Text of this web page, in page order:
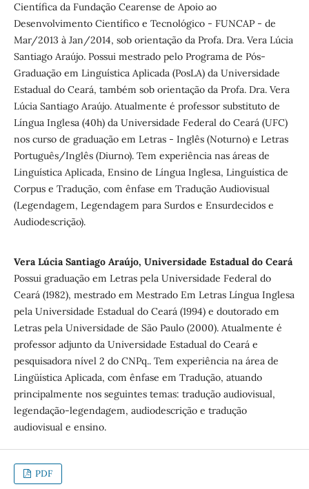
Científica da Fundação Cearense de Apoio ao
Desenvolvimento Científico e Tecnológico - FUNCAP - de
Mar/2013 à Jan/2014, sob orientação da Profa. Dra. Vera Lúcia
Santiago Araújo. Possui mestrado pelo Programa de Pós-
Graduação em Linguística Aplicada (PosLA) da Universidade
Estadual do Ceará, também sob orientação da Profa. Dra. Vera
Lúcia Santiago Araújo. Atualmente é professor substituto de
Língua Inglesa (40h) da Universidade Federal do Ceará (UFC)
nos curso de graduação em Letras - Inglês (Noturno) e Letras
Português/Inglês (Diurno). Tem experiência nas áreas de
Linguística Aplicada, Ensino de Língua Inglesa, Linguística de
Corpus e Tradução, com ênfase em Tradução Audiovisual
(Legendagem, Legendagem para Surdos e Ensurdecidos e
Audiodescrição).
Vera Lúcia Santiago Araújo, Universidade Estadual do Ceará
Possui graduação em Letras pela Universidade Federal do
Ceará (1982), mestrado em Mestrado Em Letras Língua Inglesa
pela Universidade Estadual do Ceará (1994) e doutorado em
Letras pela Universidade de São Paulo (2000). Atualmente é
professor adjunto da Universidade Estadual do Ceará e
pesquisadora nível 2 do CNPq.. Tem experiência na área de
Lingüística Aplicada, com ênfase em Tradução, atuando
principalmente nos seguintes temas: tradução audiovisual,
legendação-legendagem, audiodescrição e tradução
audiovisual e ensino.
PDF